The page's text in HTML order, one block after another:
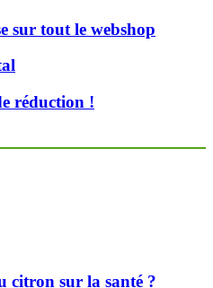
sur tout le webshop
réduction !
citron sur la santé ?